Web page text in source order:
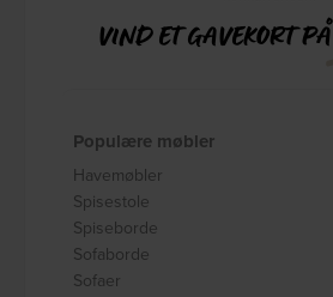
VIND ET GAVEKORT PÅ
Populære møbler
Havemøbler
Spisestole
Spiseborde
Sofaborde
Sofaer